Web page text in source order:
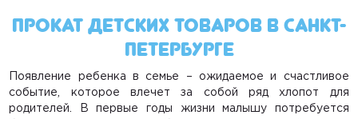
Лыжи и коньки
Главная
ПРОКАТ ДЕТСКИХ ТОВАРОВ В САНКТ-
ПЕТЕРБУРГЕ
Появление ребенка в семье – ожидаемое и счастливое
событие, которое влечет за собой ряд хлопот для
родителей. В первые годы жизни малышу потребуется